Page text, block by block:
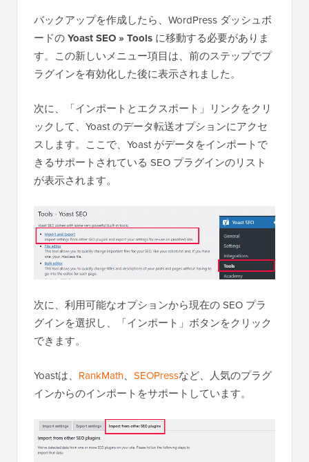
バックアップを作成したら、WordPress ダッシュボ
ードのYoast SEO » Tools に移動する必要がありま
す。この新しいメニュー項目は、前のステップでプ
ラグインを有効化した後に表示されました。
次に、「インポートとエクスポート」リンクをクリ
ックして、Yoast のデータ転送オプションにアクセ
スします。ここで、Yoast がデータをインポートで
きるサポートされている SEO プラグインのリスト
が表示されます。
次に、利用可能なオプションから現在の SEO プラ
グインを選択し、「インポート」ボタンをクリック
できます。
Yoastは、 RankMath、 SEOPressなど、人気のプラグ
インからのインポートをサポートしています。